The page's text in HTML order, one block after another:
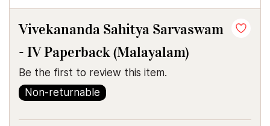
Vivekananda Sahitya Sarvaswam
- IV Paperback (Malayalam)
Be the first to review this item.
Non-returnable